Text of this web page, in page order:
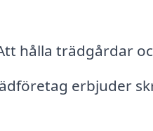
hålla trädgårdar
erbjuder